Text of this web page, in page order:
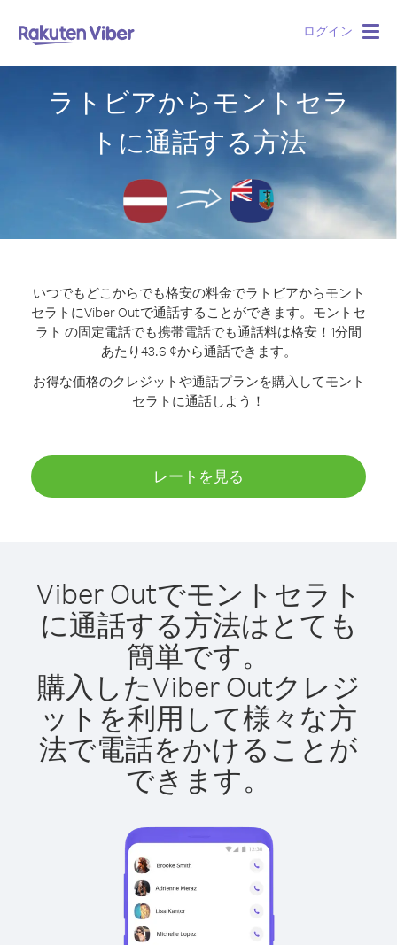
ログイン
ラトビアからモントセラ
トに通話する方法
いつでもどこからでも格安の料金でラトビアからモント
セラトにViber Outで通話することができます。 モントセ
ラト の固定電話でも携帯電話でも通話料は格安！1分間
あたり43.6 ¢から通話できます。
お得な価格のクレジットや通話プランを購入してモント
セラトに通話しよう！
レートを見る
Viber Outでモントセラト
に通話する方法はとても
簡単です。
購入したViber Outクレジ
ットを利用して様々な方
法で電話をかけることが
できます。